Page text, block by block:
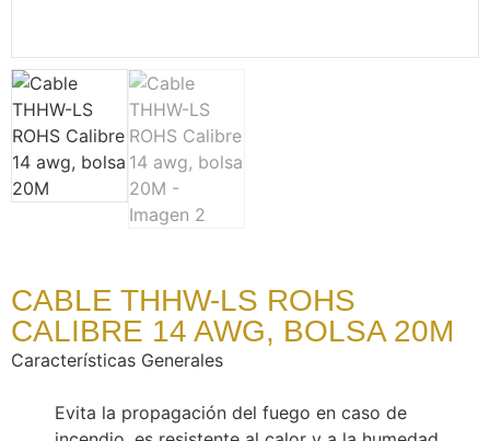
CABLE THHW-LS ROHS
CALIBRE 14 AWG, BOLSA 20M
Características Generales
Evita la propagación del fuego en caso de